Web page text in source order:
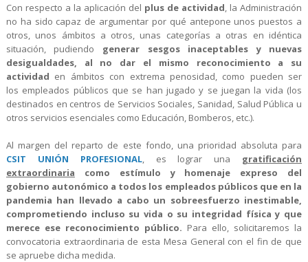
Con respecto a la aplicación del plus de actividad, la Administración
no ha sido capaz de argumentar por qué antepone unos puestos a
otros, unos ámbitos a otros, unas categorías a otras en idéntica
situación, pudiendo generar sesgos inaceptables y nuevas
desigualdades, al no dar el mismo reconocimiento a su
actividad en ámbitos con extrema penosidad, como pueden ser
los empleados públicos que se han jugado y se juegan la vida (los
destinados en centros de Servicios Sociales, Sanidad, Salud Pública u
otros servicios esenciales como Educación, Bomberos, etc.).
Al margen del reparto de este fondo, una prioridad absoluta para
CSIT UNIÓN PROFESIONAL, es lograr una gratificación
extraordinaria como estímulo y homenaje expreso del
gobierno autonómico a todos los empleados públicos que en la
pandemia han llevado a cabo un sobreesfuerzo inestimable,
comprometiendo incluso su vida o su integridad física y que
merece ese reconocimiento público. Para ello, solicitaremos la
convocatoria extraordinaria de esta Mesa General con el fin de que
se apruebe dicha medida.